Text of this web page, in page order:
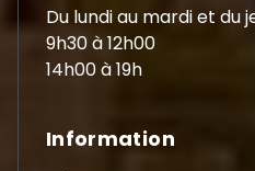
Du lundi au mardi et du
9h30 à 12h00
14h00 à 19h
Information